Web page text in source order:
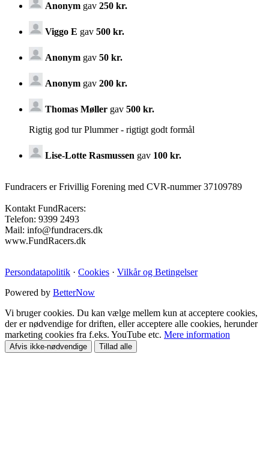
Anonym gav 250 kr.
Viggo E gav 500 kr.
Anonym gav 50 kr.
Anonym gav 200 kr.
Thomas Møller gav 500 kr.
Rigtig god tur Plummer - rigtigt godt formål
Lise-Lotte Rasmussen gav 100 kr.
Fundracers er Frivillig Forening med CVR-nummer 37109789
Kontakt FundRacers:
Telefon: 9399 2493
Mail: info@fundracers.dk
www.FundRacers.dk
Persondatapolitik · Cookies · Vilkår og Betingelser
Powered by BetterNow
Vi bruger cookies. Du kan vælge mellem kun at acceptere cookies,
der er nødvendige for driften, eller acceptere alle cookies, herunder
marketing cookies fra f.eks. YouTube etc. Mere information
Afvis ikke-nødvendige Tillad alle